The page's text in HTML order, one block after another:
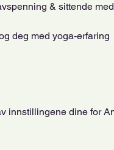
& sittende
deg med yoga-erfaring
innstillingene dine for